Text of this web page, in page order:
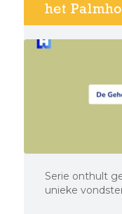
het
Serie onthult
unieke